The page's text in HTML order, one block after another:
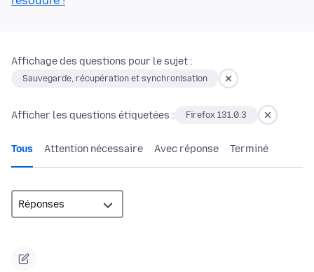
Affichage des questions pour le sujet :
Sauvegarde, récupération et synchronisation
Afficher les questions étiquetées : Firefox 131.0.3
Tous Attention nécessaire Avec réponse Terminé